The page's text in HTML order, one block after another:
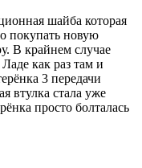
шайба которая
покупать новую
В крайнем случае
как раз там и
3 передачи
втулка стала уже
просто болталась